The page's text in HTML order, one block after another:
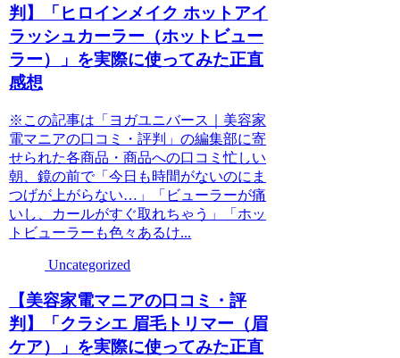
判】「ヒロインメイク ホットアイ
ラッシュカーラー（ホットビュー
ラー）」を実際に使ってみた正直
感想
※この記事は「ヨガユニバース｜美容家
電マニアの口コミ・評判」の編集部に寄
せられた各商品・商品への口コミ忙しい
朝、鏡の前で「今日も時間がないのにま
つげが上がらない…」「ビューラーが痛
いし、カールがすぐ取れちゃう」「ホッ
トビューラーも色々あるけ...
Uncategorized
【美容家電マニアの口コミ・評
判】「クラシエ 眉毛トリマー（眉
ケア）」を実際に使ってみた正直